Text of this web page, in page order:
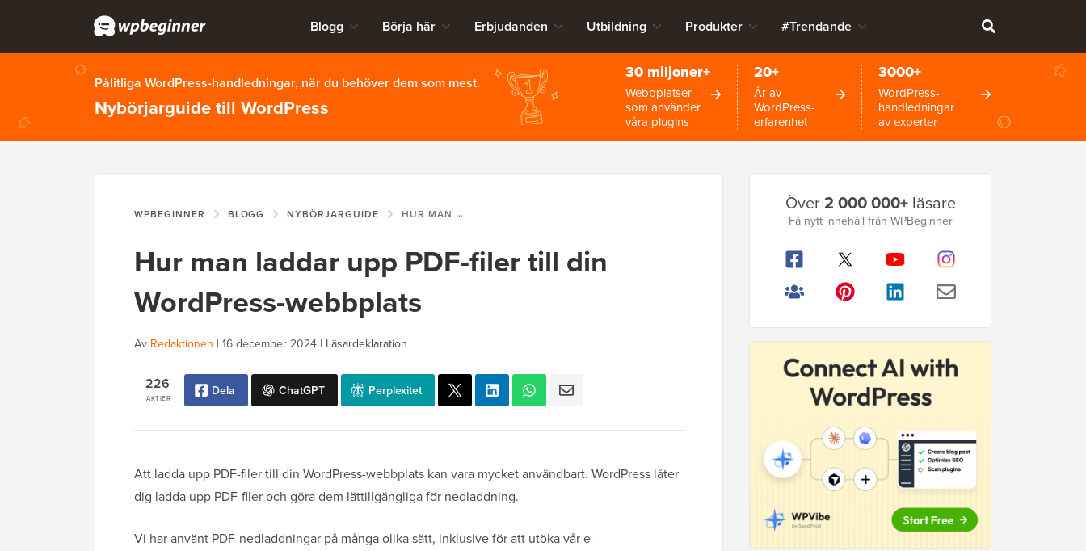
Blogg Börja här Erbjudanden Utbildning Produkter #Trendande
Pålitliga WordPress-handledningar, när du behöver dem som mest.
Nybörjarguide till WordPress
30 miljoner+
Webbplatser
som använder
våra plugins
20+
År av
WordPress-
erfarenhet
3000+
WordPress-
handledningar
av experter
WPBEGINNER BLOGG NYBÖRJARGUIDE HUR MAN LADDAR UPP PDF-FILER TILL DIN WORDPRESS-WEBBPLATS
Hur man laddar upp PDF-filer till din
WordPress-webbplats
Av Redaktionen | 16 december 2024 | Läsardeklaration
AKTIER
226 Dela ChatGPT Perplexitet
Att ladda upp PDF-filer till din WordPress-webbplats kan vara mycket användbart. WordPress låter
dig ladda upp PDF-filer och göra dem lättillgängliga för nedladdning.
Vi har använt PDF-nedladdningar på många olika sätt, inklusive för att utöka vår e-
Primär
sidofält
Över2 000 000+läsare
Få nytt innehåll från WPBeginner